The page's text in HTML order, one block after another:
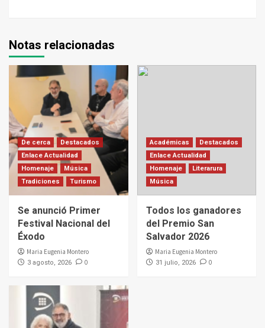
Notas relacionadas
De cerca
Destacados
Enlace Actualidad
Homenaje
Música
Tradiciones
Turismo
Se anunció Primer
Festival Nacional del
Éxodo
Maria Eugenia Montero
3 agosto, 2026 0
Académicas
Destacados
Enlace Actualidad
Homenaje
Literarura
Música
Todos los ganadores
del Premio San
Salvador 2026
Maria Eugenia Montero
31 julio, 2026 0